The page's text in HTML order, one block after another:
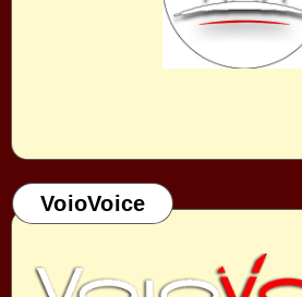
VoioVoice